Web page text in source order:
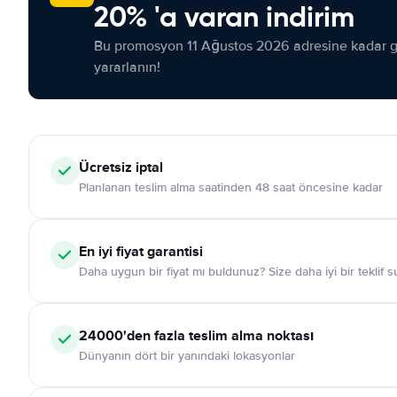
20% 'a varan indirim
Bu promosyon 11 Ağustos 2026 adresine kadar
yararlanın!
Ücretsiz iptal
Planlanan teslim alma saatinden 48 saat öncesine kadar
En iyi fiyat garantisi
Daha uygun bir fiyat mı buldunuz? Size daha iyi bir teklif
24000'den fazla teslim alma noktası
Dünyanın dört bir yanındaki lokasyonlar